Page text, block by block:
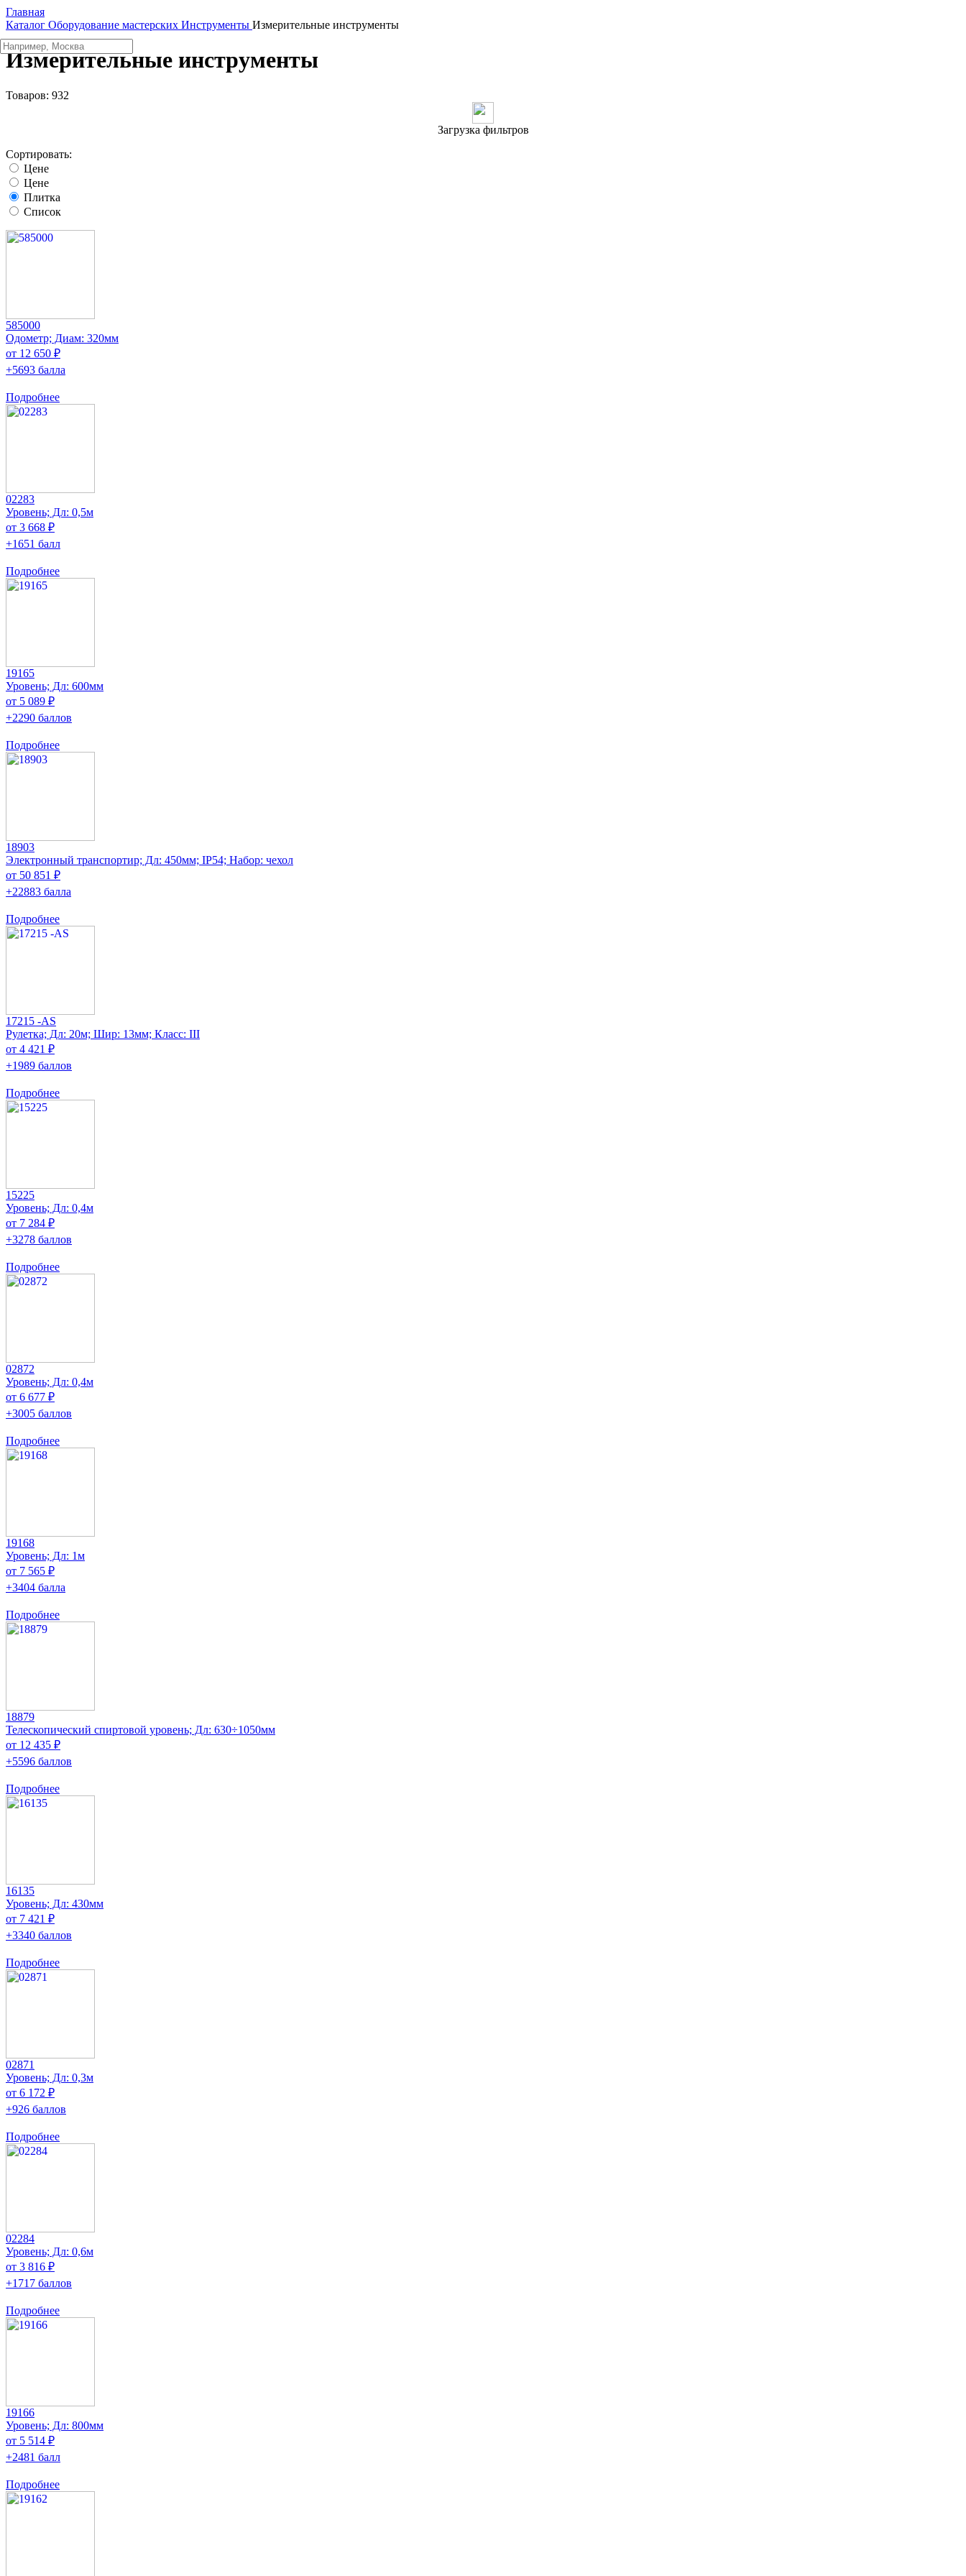
Главная
Каталог Оборудование мастерских Инструменты Измерительные инструменты
Измерительные инструменты
Товаров: 932
Загрузка фильтров
Сортировать:
Цене
Цене
Плитка
Список
585000
Одометр; Диам: 320мм
от 12 650 ₽
+5693 балла
Подробнее
02283
Уровень; Дл: 0,5м
от 3 668 ₽
+1651 балл
Подробнее
19165
Уровень; Дл: 600мм
от 5 089 ₽
+2290 баллов
Подробнее
18903
Электронный транспортир; Дл: 450мм; IP54; Набор: чехол
от 50 851 ₽
+22883 балла
Подробнее
17215 -AS
Рулетка; Дл: 20м; Шир: 13мм; Класс: III
от 4 421 ₽
+1989 баллов
Подробнее
15225
Уровень; Дл: 0,4м
от 7 284 ₽
+3278 баллов
Подробнее
02872
Уровень; Дл: 0,4м
от 6 677 ₽
+3005 баллов
Подробнее
19168
Уровень; Дл: 1м
от 7 565 ₽
+3404 балла
Подробнее
18879
Телескопический спиртовой уровень; Дл: 630÷1050мм
от 12 435 ₽
+5596 баллов
Подробнее
16135
Уровень; Дл: 430мм
от 7 421 ₽
+3340 баллов
Подробнее
02871
Уровень; Дл: 0,3м
от 6 172 ₽
+926 баллов
Подробнее
02284
Уровень; Дл: 0,6м
от 3 816 ₽
+1717 баллов
Подробнее
19166
Уровень; Дл: 800мм
от 5 514 ₽
+2481 балл
Подробнее